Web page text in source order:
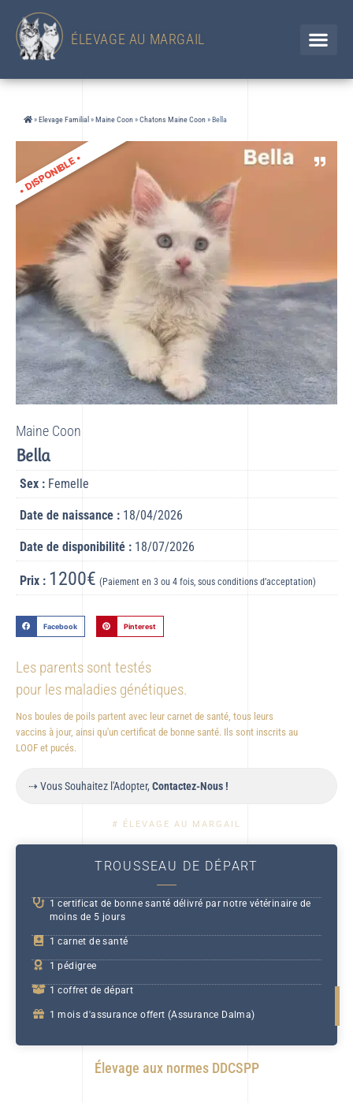
ÉLEVAGE AU MARGAIL
» Elevage Familial » Maine Coon»Chatons Maine Coon» Bella
•DISPONIBLE•
Maine Coon
Bella
Sex : Femelle
Date de naissance : 18/04/2026
Date de disponibilité : 18/07/2026
Prix : 1200€ (Paiement en 3 ou 4 fois, sous conditions d’acceptation)
Facebook Pinterest
Les parents sont testés
pour les maladies génétiques.
Nos boules de poils partent avec leur carnet de santé, tous leurs
vaccins à jour, ainsi qu'un certificat de bonne santé. Ils sont inscrits au
LOOF et pucés.
⇢ Vous Souhaitez l'Adopter, Contactez-Nous !
# ÉLEVAGE AU MARGAIL
TROUSSEAU DE DÉPART
1 certificat de bonne santé délivré par notre vétérinaire de
moins de 5 jours
1 carnet de santé
1 pédigree
1 coffret de départ
1 mois d'assurance offert (Assurance Dalma)
Élevage aux normes DDCSPP